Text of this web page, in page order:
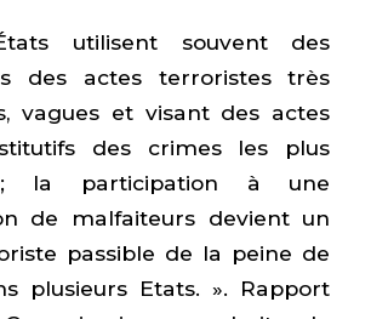
utilisent souvent des
des actes terroristes très
vagues et visant des actes
des crimes les plus
; la participation à une
de malfaiteurs devient un
passible de la peine de
plusieurs Etats. ». Rapport